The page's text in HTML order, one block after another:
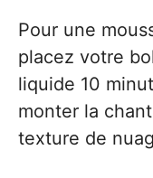
Pour une
placez votre
liquide 10
monter la
texture de